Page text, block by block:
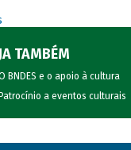
TAMBÉM
BNDES e o apoio à cultura
Patrocínio a eventos culturais